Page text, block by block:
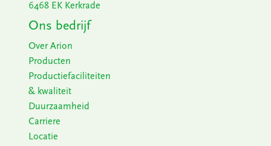
6468 EK Kerkrade
Ons bedrijf
Over Arion
Producten
Productiefaciliteiten
& kwaliteit
Duurzaamheid
Carriere
Locatie